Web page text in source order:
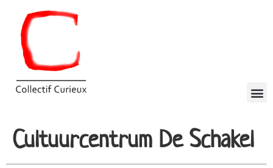
Cultuurcentrum De Schakel